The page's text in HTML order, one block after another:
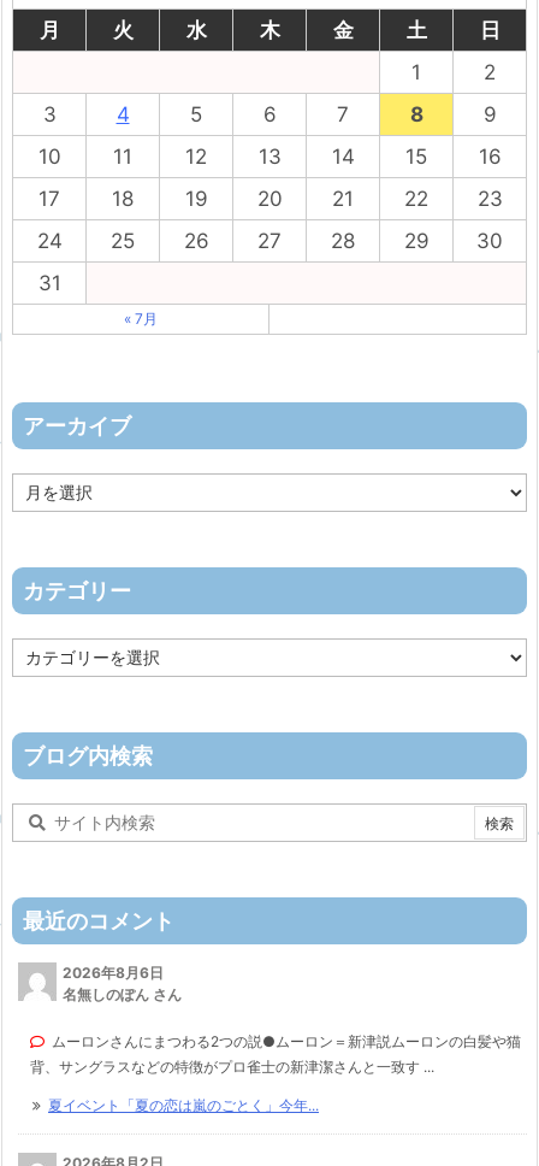
月
火 水 木 金 土
日
1
2
3
4 5 6 7 8
9
10
11 12 13 14 15
16
17
18 19 20 21 22
23
24
25 26 27 28 29
30
31
« 7月
アーカイブ
ー
ブ
カテゴリー
テ
ー
ブログ内検索
最近のコメント
2026年8月6日
名無しのぽん さん
ムーロンさんにまつわる2つの説●ムーロン＝新津説ムーロンの白髪や猫
背、サングラスなどの特徴がプロ雀士の新津潔さんと一致す ...
夏イベント「夏の恋は嵐のごとく」今年...